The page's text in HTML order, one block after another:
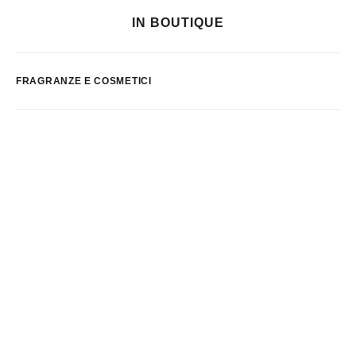
IN BOUTIQUE
FRAGRANZE E COSMETICI